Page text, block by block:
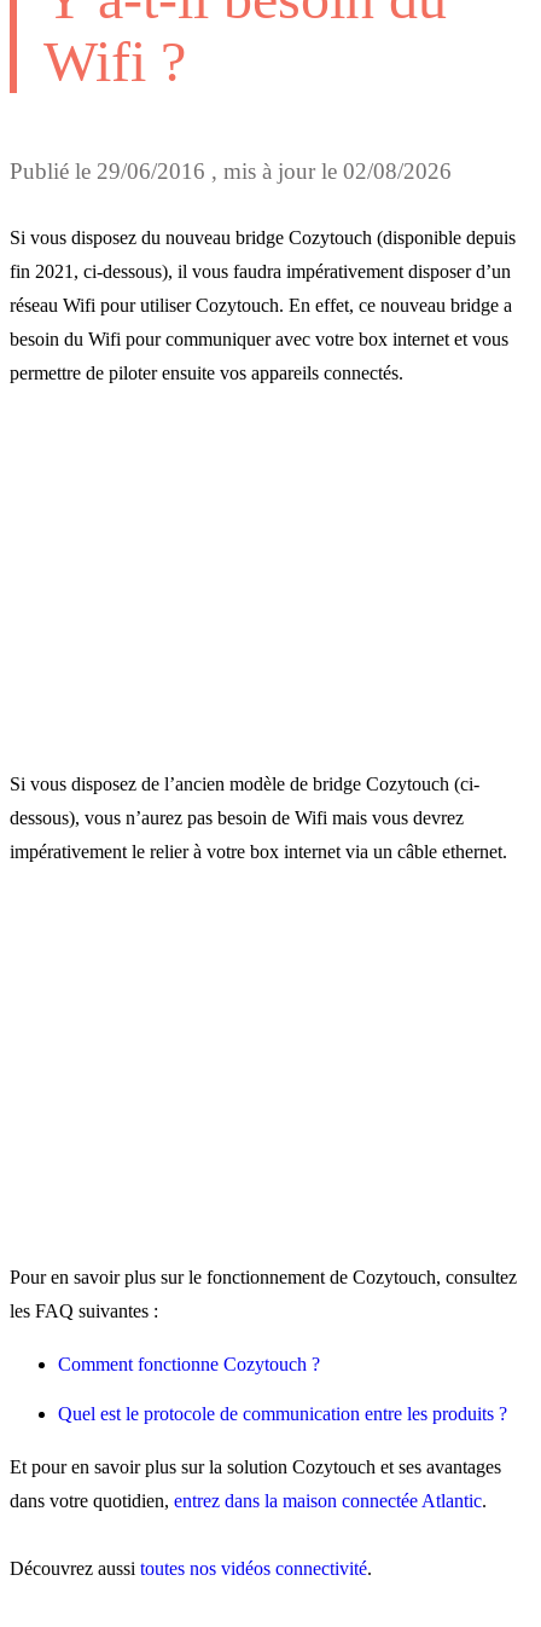
Wifi ?
Publié le 29/06/2016 , mis à jour le 02/08/2026
Si vous disposez du nouveau bridge Cozytouch (disponible depuis
fin 2021, ci-dessous), il vous faudra impérativement disposer d’un
réseau Wifi pour utiliser Cozytouch. En effet, ce nouveau bridge a
besoin du Wifi pour communiquer avec votre box internet et vous
permettre de piloter ensuite vos appareils connectés.
Si vous disposez de l’ancien modèle de bridge Cozytouch (ci-
dessous), vous n’aurez pas besoin de Wifi mais vous devrez
impérativement le relier à votre box internet via un câble ethernet.
Pour en savoir plus sur le fonctionnement de Cozytouch, consultez
les FAQ suivantes :
Comment fonctionne Cozytouch ?
Quel est le protocole de communication entre les produits ?
Et pour en savoir plus sur la solution Cozytouch et ses avantages
dans votre quotidien, entrez dans la maison connectée Atlantic.
Découvrez aussi toutes nos vidéos connectivité.